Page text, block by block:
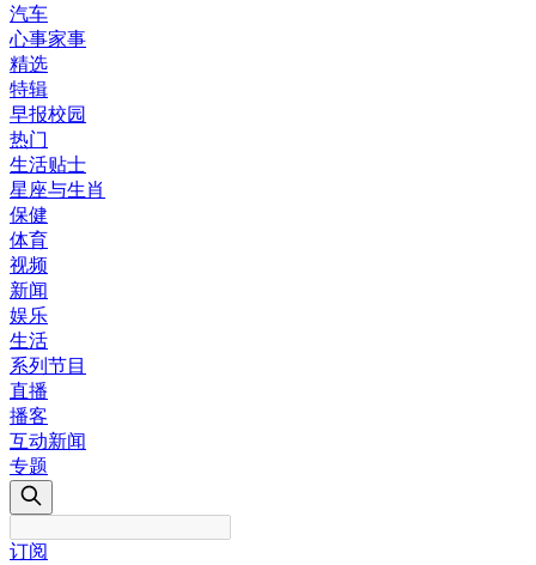
汽车
心事家事
精选
特辑
早报校园
热门
生活贴士
星座与生肖
保健
体育
视频
新闻
娱乐
生活
系列节目
直播
播客
互动新闻
专题
订阅